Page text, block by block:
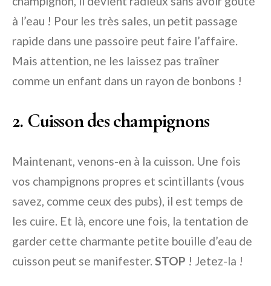
à l’eau ! Pour les très sales, un petit passage
rapide dans une passoire peut faire l’affaire.
Mais attention, ne les laissez pas traîner
comme un enfant dans un rayon de bonbons !
2. Cuisson des champignons
Maintenant, venons-en à la cuisson. Une fois
vos champignons propres et scintillants (vous
savez, comme ceux des pubs), il est temps de
les cuire. Et là, encore une fois, la tentation de
garder cette charmante petite bouille d’eau de
cuisson peut se manifester. STOP ! Jetez-la !